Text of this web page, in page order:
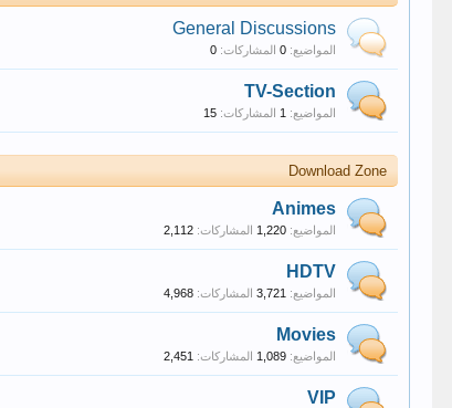
General Discussions
المواضيع: 0 المشاركات: 0
TV-Section
المواضيع: 1 المشاركات: 15
Download Zone
Animes
المواضيع: 1,220 المشاركات: 2,112
HDTV
المواضيع: 3,721 المشاركات: 4,968
Movies
المواضيع: 1,089 المشاركات: 2,451
VIP